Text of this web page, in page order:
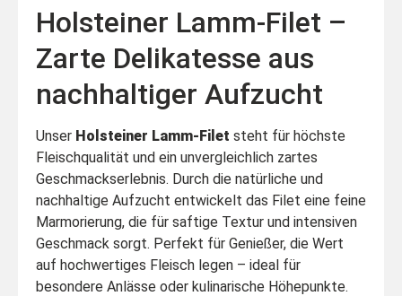
Holsteiner Lamm-Filet –
Zarte Delikatesse aus
nachhaltiger Aufzucht
Unser Holsteiner Lamm-Filet steht für höchste
Fleischqualität und ein unvergleichlich zartes
Geschmackserlebnis. Durch die natürliche und
nachhaltige Aufzucht entwickelt das Filet eine feine
Marmorierung, die für saftige Textur und intensiven
Geschmack sorgt. Perfekt für Genießer, die Wert
auf hochwertiges Fleisch legen – ideal für
besondere Anlässe oder kulinarische Höhepunkte.